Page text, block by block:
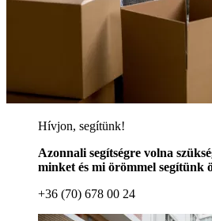
Hívjon, segítünk!
Azonnali segítségre volna
minket és mi örömmel segítünk
+36 (70) 678 00 24